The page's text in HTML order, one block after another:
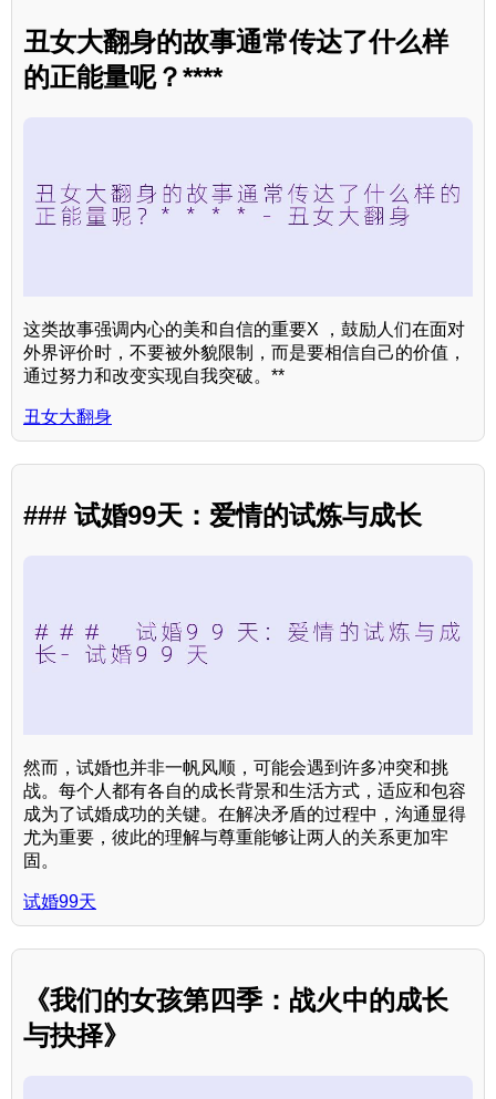
丑女大翻身的故事通常传达了什么样
的正能量呢？****
这类故事强调内心的美和自信的重要X ，鼓励人们在面对
外界评价时，不要被外貌限制，而是要相信自己的价值，
通过努力和改变实现自我突破。**
丑女大翻身
### 试婚99天：爱情的试炼与成长
然而，试婚也并非一帆风顺，可能会遇到许多冲突和挑
战。每个人都有各自的成长背景和生活方式，适应和包容
成为了试婚成功的关键。在解决矛盾的过程中，沟通显得
尤为重要，彼此的理解与尊重能够让两人的关系更加牢
固。
试婚99天
《我们的女孩第四季：战火中的成长
与抉择》